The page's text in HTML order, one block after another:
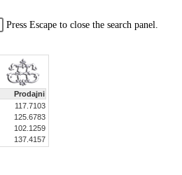
Press Escape to close the search panel.